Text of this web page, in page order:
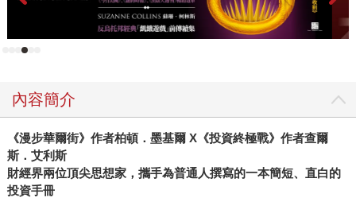
內容簡介
《漫步華爾街》作者柏頓．墨基爾 X《投資終極戰》作者查爾
斯．艾利斯
財經界兩位頂尖思想家，攜手為普通人撰寫的一本簡短、直白的
投資手冊